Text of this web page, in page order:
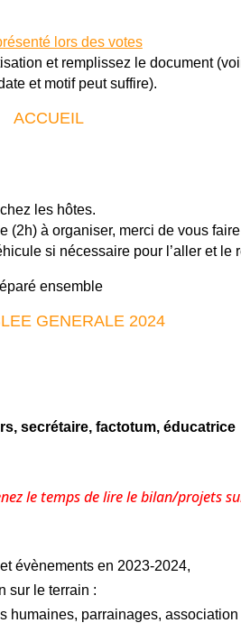
lors des votes
et remplissez le document
et motif peut suffire).
ACCUEIL
les hôtes.
à organiser, merci de vous
si nécessaire pour l’aller et le
ensemble
GENERALE 2024
secrétaire, factotum, éducatrice
le temps de lire lebilan/projets
évènements en 2023-2024,
sur le terrain :
humaines, parrainages,